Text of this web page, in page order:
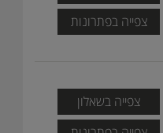
צפייה בפתרונות
צפייה בשאלון